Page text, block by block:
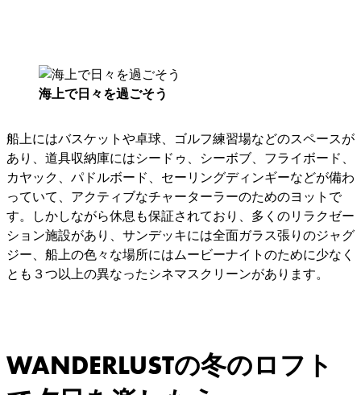
海上で日々を過ごそう
船上にはバスケットや卓球、ゴルフ練習場などのスペースが
あり、道具収納庫にはシードゥ、シーボブ、フライボード、
カヤック、パドルボード、セーリングディンギーなどが備わ
っていて、アクティブなチャーターラーのためのヨットで
す。しかしながら休息も保証されており、多くのリラクゼー
ション施設があり、サンデッキには全面ガラス張りのジャグ
ジー、船上の色々な場所にはムービーナイトのために少なく
とも３つ以上の異なったシネマスクリーンがあります。
WANDERLUSTの冬のロフト